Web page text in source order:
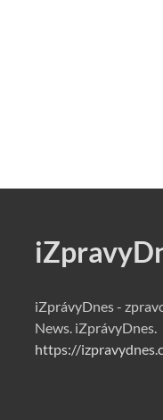
iZprávyDnes -
News. iZprávyDnes.
https://